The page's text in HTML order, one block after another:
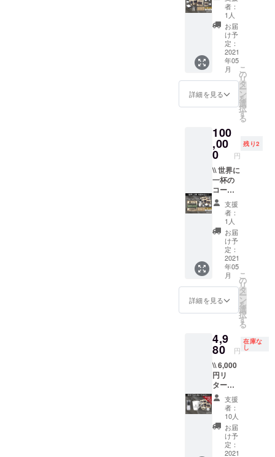
ト！
HARIO
のハン
ドミル
もセッ
トなの
で、自
分で豆
を挽く
ところ
ラウド
ファン
ディン
のマグ
カップ
に淹れ
てお楽
しみく
ださ
い。更
に1ヶ月
分の定
期便も
セット
に。 ※
オリジ
ナル
者のお
名前以
字を刻
印した
い場合
は備考
欄に記
載くだ
さい(カ
タカナ
で最大
入り
パッ
ケージ
豆(3杯
分) +
2ヶ月分
の定期
便 + 温
度計付
きド
リッ
パー＆
サー
バー +
タイ
マー付
きス
ケール
+ オン
ライン
淹れ方
講座チ
ケッ
ト】 自
宅で贅
沢な
コー
ヒーラ
必要な
ものを
届けし
ます！
好み診
断セッ
トはも
ちろ
ん、
コー
ヒー豆
付き //
【内
容：好
み診断
セット
(2回配
送) +
コー
ヒー
フィル
ター +
マグ
カップ
+ ハン
ドミル
+ 名前
入り
パッ
ケージ
豆(3杯
度計付
きド
リップ
ポット
+ ド
リッ
パー＆
サー
バー +
きス
ケール
+ オン
ライン
淹れ方
講座チ
ケット+
6ヶ月分
の定期
便】 自
宅で贅
沢な
者：
1人
お届
け予
定：
2021
年05
月
詳細を見る
こ
の
リ
タ
ー
ン
を
選
択
す
る
100
,00
0 円
残り2
\\ 世界に
一杯の
コー
ヒーを
お作り
します //
【内
容：好
み診断
セット
(2回配
送) +
コー
ヒー
フィル
カー +
マグ
カップ
+ ハン
ドミル
+ 温度
計付き
ドリッ
プポッ
ト + ド
リッ
パー＆
支援
者：
1人
お届
け予
定：
2021
年05
月
詳細を見る
こ
の
リ
タ
ー
ン
を
選
択
す
る
4,9
80 円
在庫な
し
\\ 6,000
円リ
ターン
の
17％OF
F // 【内
容：好
み診断
セット
(2回配
支援
者：
10人
お届
け予
定：
2021